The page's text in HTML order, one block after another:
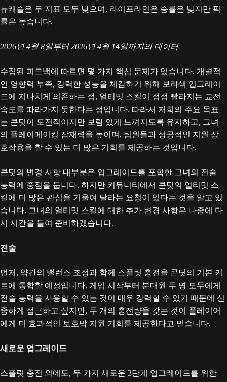
2026년 4월 8일부터 2026년 4월 14일까지의 데이터
수집된 피드백에 따르면 몇 가지 핵심 문제가 있습니다. 개별적
인 영향력 부족, 강력한 성능을 체감하기 위해 보라색 업그레이
드에 지나치게 의존하는 점, 얼티밋 스킬이 점점 빨라지는 교전
속도를 따라가지 못한다는 점입니다. 따라서 저희의 주요 목표
는 콘딧이 도전적이지만 보람 있게 느껴지도록 유지하고, 그녀
의 플레이메이킹 잠재력을 높이며, 팀원들과 성공적인 지원 상
호작용을 할 수 있는 더 많은 기회를 제공하는 것입니다.
콘딧의 변경 사항 대부분은 업그레이드를 포함한 그녀의 전술
능력에 중점을 둡니다. 하지만 커뮤니티에서 콘딧의 얼티밋 스
킬에 더 많은 관심을 기울여 달라는 요청이 있다는 것을 알고 있
습니다. 그녀의 얼티밋 스킬에 대한 추가 변경 사항은 나중에 다
시 시간을 들여 준비하겠습니다.
전술
먼저, 약간의 밸런스 조정과 함께 스플릿 충전을 콘딧의 기본 키
트에 통합할 예정입니다. 게임 시작부터 분대원 두 명 모두에게
전술 능력을 사용할 수 있는 것이 매우 강력할 수 있기 때문에 신
중하게 접근하고 싶지만, 두 개의 충전량을 갖는 것이 플레이어
에게 더 효과적인 보호막 지원 기회를 제공한다고 믿습니다.
새로운 업그레이드
스플릿 충전 외에도, 두 가지 새로운 3단계 업그레이드를 위한